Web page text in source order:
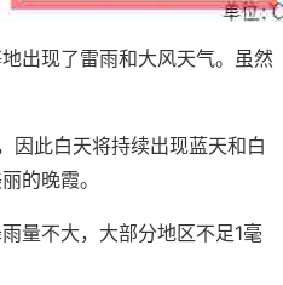
出现了雷雨和大风天气。虽然
因此白天将持续出现蓝天和白
的晚霞。
量不大，大部分地区不足1毫